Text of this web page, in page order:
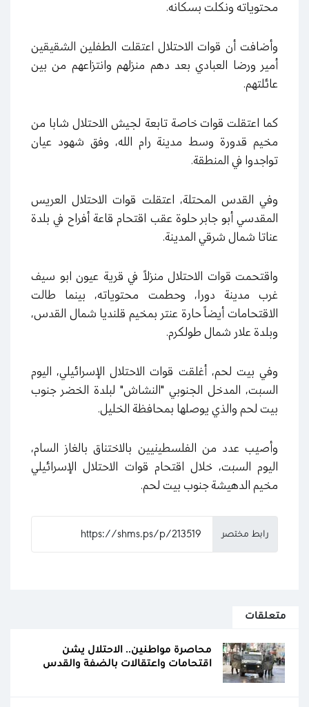
محتوياته ونكلت بسكانه.
وأضافت أن قوات الاحتلال اعتقلت الطفلين الشقيقين
أمير ورضا العبادي بعد دهم منزلهم وانتزاعهم من بين
عائلتهم.
كما اعتقلت قوات خاصة تابعة لجيش الاحتلال شابا من
مخيم قدورة وسط مدينة رام الله، وفق شهود عيان
تواجدوا في المنطقة.
وفي القدس المحتلة، اعتقلت قوات الاحتلال العريس
المقدسي أبو جابر حلوة عقب اقتحام قاعة أفراح في بلدة
عناتا شمال شرقي المدينة.
واقتحمت قوات الاحتلال منزلاً في قرية عيون ابو سيف
غرب مدينة دورا، وحطمت محتوياته، بينما طالت
الاقتحامات أيضاً حارة عنتر بمخيم قلنديا شمال القدس،
وبلدة علار شمال طولكرم.
وفي بيت لحم، أغلقت قوات الاحتلال الإسرائيلي، اليوم
السبت، المدخل الجنوبي "النشاش" لبلدة الخضر جنوب
بيت لحم والذي يوصلها بمحافظة الخليل.
وأصيب عدد من الفلسطينيين بالاختناق بالغاز السام،
اليوم السبت، خلال اقتحام قوات الاحتلال الإسرائيلي
مخيم الدهيشة جنوب بيت لحم.
رابط مختصر
متعلقات
محاصرة مواطنين.. الاحتلال يشن
اقتحامات واعتقالات بالضفة والقدس